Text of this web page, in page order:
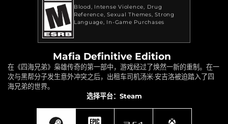
Blood Intense Violence
Drug
Reference Sexual Themes Strong
Language
In-Game Purchases
Mafia Definitive Edition
在《四海兄弟》枭雄传奇的第一部中，游戏经过了焕然一新的重制。在一
次与黑帮分子发生意外冲突之后，出租车司机汤米·安吉洛被迫踏入了四
海兄弟的世界。
选择平台：Steam